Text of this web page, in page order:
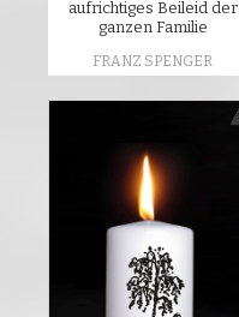
aufrichtiges Beileid der
ganzen Familie
FRANZ SPENGER